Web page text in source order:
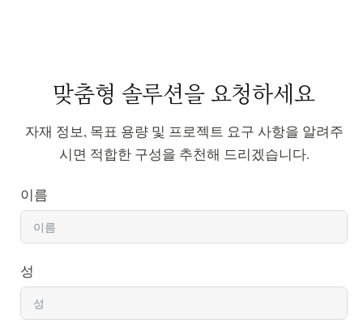
맞춤형 솔루션을 요청하세요
자재 정보, 목표 용량 및 프로젝트 요구 사항을 알려주
시면 적합한 구성을 추천해 드리겠습니다.
이름
성